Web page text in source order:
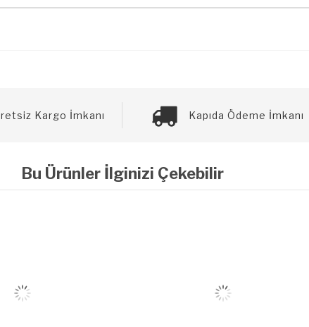
Kargo İmkanı Kapıda Ödeme İmkanı
Bu Ürünler İlginizi Çekebilir